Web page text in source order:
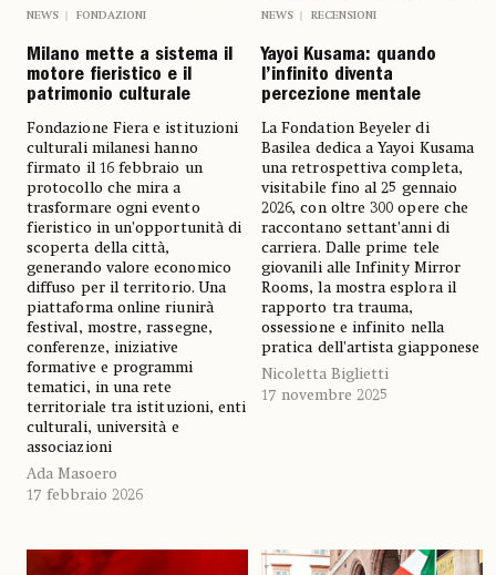
NEWS FONDAZIONI
Milano mette a sistema il
motore fieristico e il
patrimonio culturale
Fondazione Fiera e istituzioni
culturali milanesi hanno
firmato il 16 febbraio un
protocollo che mira a
trasformare ogni evento
fieristico in un’opportunità di
scoperta della città,
generando valore economico
diffuso per il territorio. Una
piattaforma online riunirà
festival, mostre, rassegne,
conferenze, iniziative
formative e programmi
tematici, in una rete
territoriale tra istituzioni, enti
culturali, università e
associazioni
Ada Masoero
17 febbraio 2026
NEWS RECENSIONI
Yayoi Kusama: quando
l’infinito diventa
percezione mentale
La Fondation Beyeler di
Basilea dedica a Yayoi Kusama
una retrospettiva completa,
visitabile fino al 25 gennaio
2026, con oltre 300 opere che
raccontano settant’anni di
carriera. Dalle prime tele
giovanili alle Infinity Mirror
Rooms, la mostra esplora il
rapporto tra trauma,
ossessione e infinito nella
pratica dell’artista giapponese
Nicoletta Biglietti
17 novembre 2025